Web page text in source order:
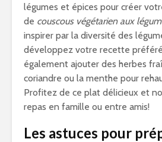
légumes et épices pour créer
de couscous végétarien aux
inspirer par la diversité des
développez votre recette
également ajouter des herbes
coriandre ou la menthe pour
Profitez de ce plat délicieux et
repas en famille ou entre amis!
Les astuces pour